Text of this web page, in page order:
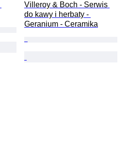
Villeroy & Boch - Serwis
do kawy i herbaty -
Geranium - Ceramika